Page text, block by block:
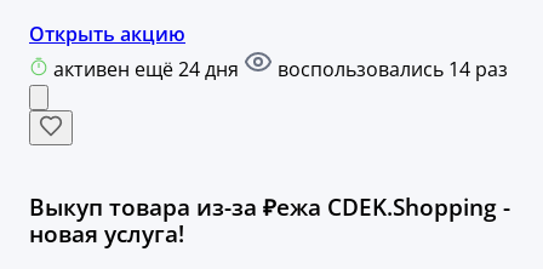
Открыть акцию
активен ещё 24 дня
воспользовались 14 раз
Выкуп товара из-за ₽ежа CDEK.Shopping -
новая услуга!